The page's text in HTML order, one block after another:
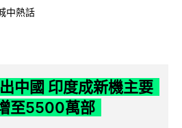
中熱話
中國 印度成新機主要
至5500萬部